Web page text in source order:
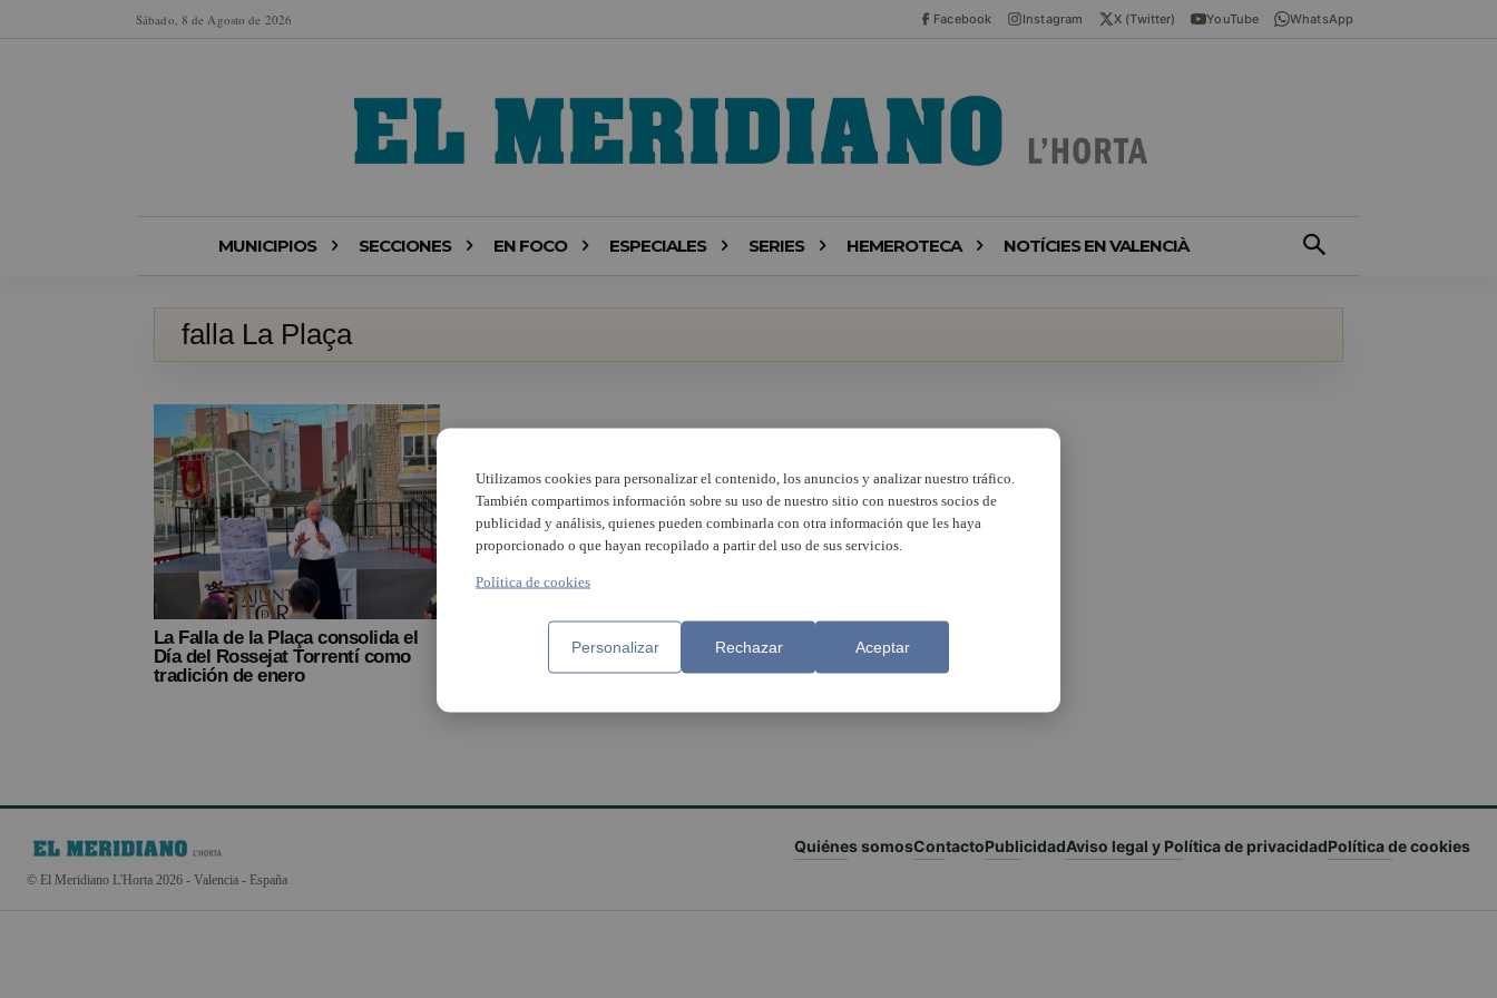
Sábado, 8 de Agosto de 2026 Facebook Instagram X (Twitter) YouTube WhatsApp
MUNICIPIOS SECCIONES EN FOCO ESPECIALES SERIES HEMEROTECA NOTÍCIES EN VALENCIÀ
falla La Plaça
La Falla de la Plaça consolida el
Día del Rossejat Torrentí como
tradición de enero
© El Meridiano L'Horta 2026 - Valencia - España
Quiénes somosContactoPublicidadAviso legal y Política de privacidadPolítica de cookies
Utilizamos cookies para personalizar el contenido, los anuncios y analizar nuestro tráfico.
También compartimos información sobre su uso de nuestro sitio con nuestros socios de
publicidad y análisis, quienes pueden combinarla con otra información que les haya
proporcionado o que hayan recopilado a partir del uso de sus servicios.
Política de cookies
Personalizar Rechazar Aceptar